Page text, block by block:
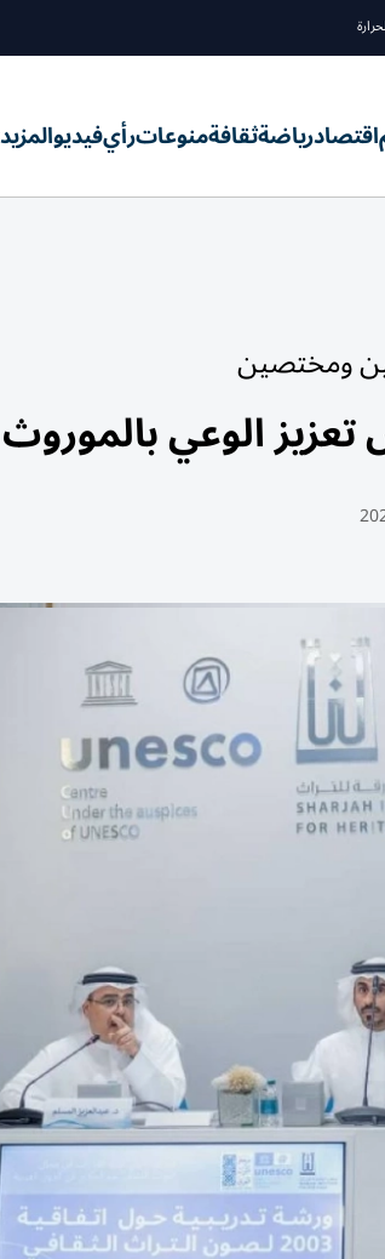
اقتصادرياضةثقافةمنوعاترأيفيديوالمزيد
ومختصين
الوعي